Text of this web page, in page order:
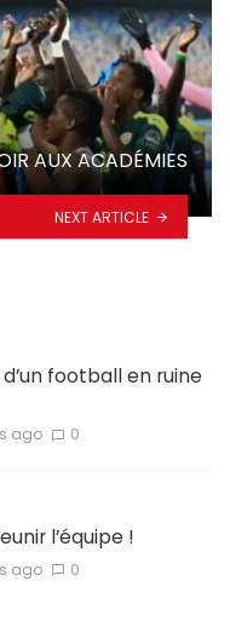
AUX ACADÉMIES
NEXT ARTICLE
football en ruine
ago 0
l’équipe !
ago 0